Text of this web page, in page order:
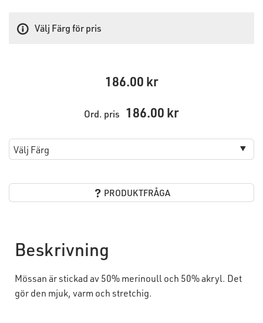
Välj Färg för pris
186.00
Ord. pris 186.00
PRODUKTFRÅGA
Beskrivning
Mössan ärstickad av 50% merinoull och 50% akryl. Det
gör den mjuk, varm och stretchig.